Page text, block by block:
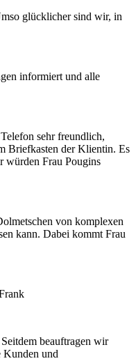
glücklicher sind wir, in
informiert und alle
sehr freundlich,
Briefkasten der Klientin. Es
würden Frau Pougins
von komplexen
kann. Dabei kommt Frau
beauftragen wir
Kunden und